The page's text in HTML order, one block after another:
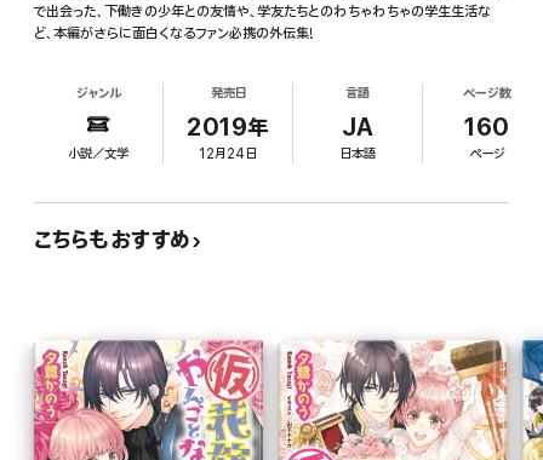
で出会った、下働きの少年との友情や、学友たちとのわちゃわちゃの学生生活な
ど、本編がさらに面白くなるファン必携の外伝集!
ジャンル
小説／文学
発売日
2019年
12月24日
言語
JA
日本語
ページ数
160
ページ
こちらもおすすめ